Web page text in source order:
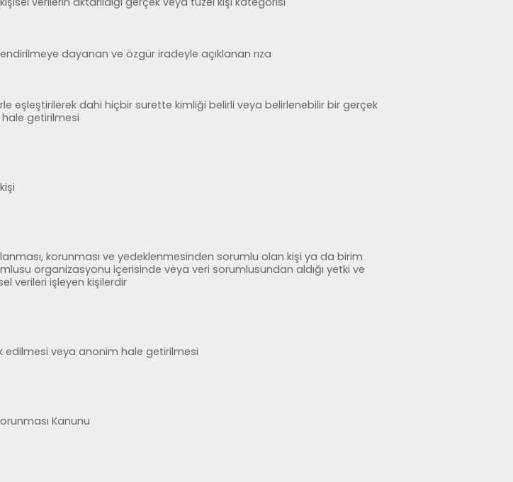
dayanan ve özgür iradeyle açıklanan rıza
eşleştirilerek dahi hiçbir surette kimliği belirli veya belirlenebilir bir gerçek
hale getirilmesi
korunması ve yedeklenmesinden sorumlu olan kişi ya da birim
organizasyonu içerisinde veya veri sorumlusundan aldığı yetki ve
verileri işleyen kişilerdir
edilmesi veya anonim hale getirilmesi
Kanunu